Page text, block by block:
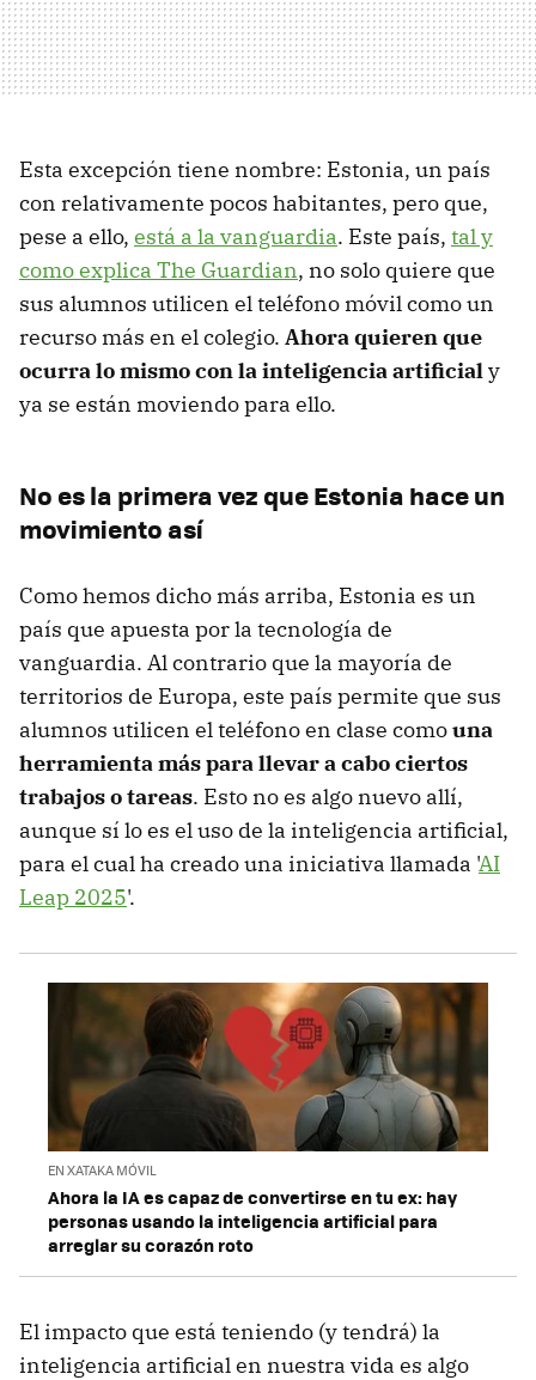
Esta excepción tiene nombre: Estonia, un país
con relativamente pocos habitantes, pero que,
pese a ello, está a la vanguardia. Este país, tal y
como explica The Guardian, no solo quiere que
sus alumnos utilicen el teléfono móvil como un
recurso más en el colegio. Ahora quieren que
ocurra lo mismo con la inteligencia artificialy
ya se están moviendo para ello.
No es la primera vez que Estonia hace un
movimiento así
Como hemos dicho más arriba, Estonia es un
país que apuesta por la tecnología de
vanguardia. Al contrario que la mayoría de
territorios de Europa, este país permite que sus
alumnos utilicen el teléfono en clase comouna
herramienta más para llevar a cabo ciertos
trabajos o tareas. Esto no es algo nuevo allí,
aunque sí lo es el uso de la inteligencia artificial,
para el cual ha creado una iniciativa llamada 'AI
Leap 2025'.
EN XATAKA MÓVIL
Ahora la IA es capaz de convertirse en tu ex: hay
personas usando la inteligencia artificial para
arreglar su corazón roto
El impacto que está teniendo (y tendrá) la
inteligencia artificial en nuestra vida es algo